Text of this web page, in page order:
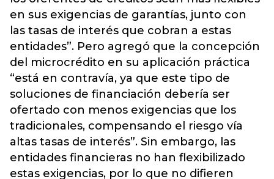
en sus exigencias de garantías, junto con
las tasas de interés que cobran a estas
entidades”. Pero agregó que la concepción
del microcrédito en su aplicación práctica
“está en contravía, ya que este tipo de
soluciones de financiación debería ser
ofertado con menos exigencias que los
tradicionales, compensando el riesgo vía
altas tasas de interés”. Sin embargo, las
entidades financieras no han flexibilizado
estas exigencias, por lo que no difieren